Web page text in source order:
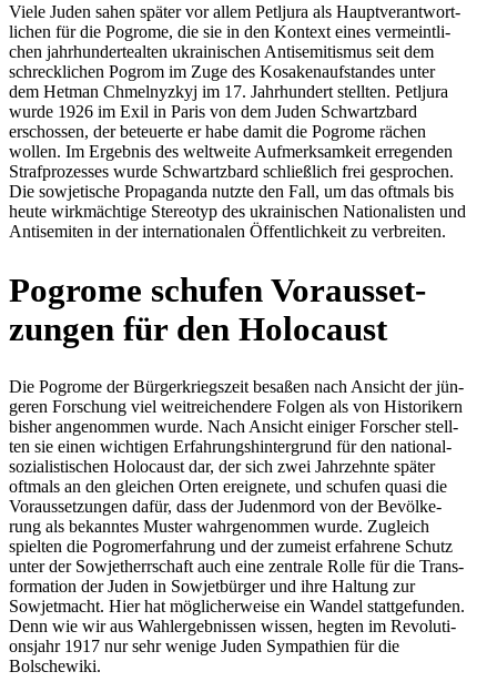
Viele Juden sahen später vor allem Petl­jura als Haupt­ver­ant­wort­
li­chen für die Pogrome, die sie in den Kontext eines ver­meint­li­
chen jahr­hun­der­te­al­ten ukrai­ni­schen Anti­se­mi­tis­mus seit dem
schreck­li­chen Pogrom im Zuge des Kosa­ken­auf­stan­des unter
dem Hetman Chmel­nyz­kyj im 17. Jahr­hun­dert stell­ten. Petl­jura
wurde 1926 im Exil in Paris von dem Juden Schwartzbard
erschos­sen, der beteu­erte er habe damit die Pogrome rächen
wollen. Im Ergeb­nis des welt­weite Auf­merk­sam­keit erre­gen­den
Straf­pro­zes­ses wurde Schwartzbard schließ­lich frei gespro­chen.
Die sowje­ti­sche Pro­pa­ganda nutzte den Fall, um das oftmals bis
heute wirk­mäch­tige Ste­reo­typ des ukrai­ni­schen Natio­na­lis­ten und
Anti­se­mi­ten in der inter­na­tio­na­len Öffent­lich­keit zu verbreiten.
Pogrome schufen Vor­aus­set­
zun­gen für den Holocaust
Die Pogrome der Bür­ger­kriegs­zeit besaßen nach Ansicht der jün­
ge­ren For­schung viel weit­rei­chen­dere Folgen als von His­to­ri­kern
bisher ange­nom­men wurde. Nach Ansicht einiger For­scher stell­
ten sie einen wich­ti­gen Erfah­rungs­hin­ter­grund für den natio­nal­
so­zia­lis­ti­schen Holo­caust dar, der sich zwei Jahr­zehnte später
oftmals an den glei­chen Orten ereig­nete, und schufen quasi die
Vor­aus­set­zun­gen dafür, dass der Juden­mord von der Bevöl­ke­
rung als bekann­tes Muster wahr­ge­nom­men wurde. Zugleich
spiel­ten die Pogrom­er­fah­rung und der zumeist erfah­rene Schutz
unter der Sowjet­herr­schaft auch eine zen­trale Rolle für die Trans­
for­ma­tion der Juden in Sowjet­bür­ger und ihre Haltung zur
Sowjet­macht. Hier hat mög­li­cher­weise ein Wandel statt­ge­fun­den.
Denn wie wir aus Wahl­er­geb­nis­sen wissen, hegten im Revo­lu­ti­
ons­jahr 1917 nur sehr wenige Juden Sym­pa­thien für die
Bolschewiki.